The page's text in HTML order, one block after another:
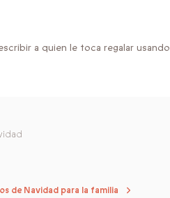
a quien le toca regalar usando
de Navidad para la familia